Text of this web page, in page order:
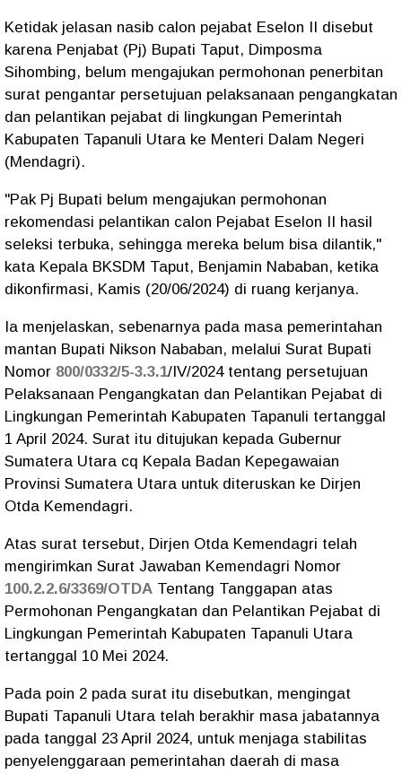
Ketidak jelasan nasib calon pejabat Eselon II disebut
karena Penjabat (Pj) Bupati Taput, Dimposma
Sihombing, belum mengajukan permohonan penerbitan
surat pengantar persetujuan pelaksanaan pengangkatan
dan pelantikan pejabat di lingkungan Pemerintah
Kabupaten Tapanuli Utara ke Menteri Dalam Negeri
(Mendagri).
"Pak Pj Bupati belum mengajukan permohonan
rekomendasi pelantikan calon Pejabat Eselon II hasil
seleksi terbuka, sehingga mereka belum bisa dilantik,"
kata Kepala BKSDM Taput, Benjamin Nababan, ketika
dikonfirmasi, Kamis (20/06/2024) di ruang kerjanya.
Ia menjelaskan, sebenarnya pada masa pemerintahan
mantan Bupati Nikson Nababan, melalui Surat Bupati
Nomor 800/0332/5-3.3.1/IV/2024 tentang persetujuan
Pelaksanaan Pengangkatan dan Pelantikan Pejabat di
Lingkungan Pemerintah Kabupaten Tapanuli tertanggal
1 April 2024. Surat itu ditujukan kepada Gubernur
Sumatera Utara cq Kepala Badan Kepegawaian
Provinsi Sumatera Utara untuk diteruskan ke Dirjen
Otda Kemendagri.
Atas surat tersebut, Dirjen Otda Kemendagri telah
mengirimkan Surat Jawaban Kemendagri Nomor
100.2.2.6/3369/OTDA Tentang Tanggapan atas
Permohonan Pengangkatan dan Pelantikan Pejabat di
Lingkungan Pemerintah Kabupaten Tapanuli Utara
tertanggal 10 Mei 2024.
Pada poin 2 pada surat itu disebutkan, mengingat
Bupati Tapanuli Utara telah berakhir masa jabatannya
pada tanggal 23 April 2024, untuk menjaga stabilitas
penyelenggaraan pemerintahan daerah di masa